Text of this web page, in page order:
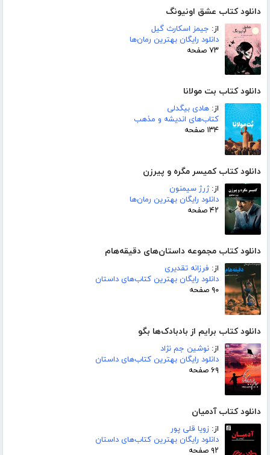
دانلود کتاب عشق اونیونگ
از: جیمز اسکارث گیل
دانلود رایگان بهترین رمان‌ها
۷۳ صفحه
دانلود کتاب بت مولانا
از: هادی بیگدلی
کتاب‌های اندیشه و مذهب
۱۳۴ صفحه
دانلود کتاب کمیسر مگره و پیرزن
از:ژرژ سیمنون
دانلود رایگان بهترین رمان‌ها
۴۲ صفحه
دانلود کتاب مجموعه داستان‌های دقیقه‌هام
از: فرزانه تقدیری
دانلود رایگان بهترین کتاب‌های داستان
۹۰ صفحه
دانلود کتاب برایم از بادبادک‌ها بگو
از: نوشین جم نژاد
دانلود رایگان بهترین کتاب‌های داستان
۶۹ صفحه
دانلود کتاب آدمیان
از: زویا قلی پور
دانلود رایگان بهترین کتاب‌های داستان
۹۲ صفحه